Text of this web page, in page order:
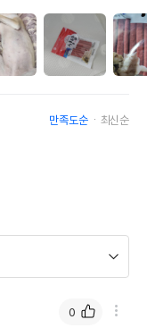
만족도순 최신순
0